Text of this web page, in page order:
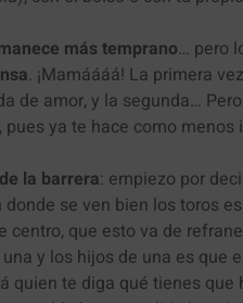
más temprano… pero
. ¡Mamáááá! La primera
de amor, y la segunda…
ya te hace como menos
la barrera: empiezo por
se ven bien los toros
centro, que esto va de
y los hijos de una es que
quien te diga qué tienes